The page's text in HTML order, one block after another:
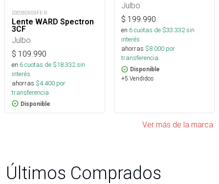
IDE080609FE-R
Lente WARD Spectron
3CF
Julbo
$ 109.990
en 6cuotas de $18.332sin
interés
ahorras $4.400 por
transferencia.
Disponible
Julbo
$ 199.990
en 6cuotas de $33.332sin
interés
ahorras $8.000 por
transferencia.
Disponible
+5 Vendidos
Ver más de la marca
Últimos Comprados